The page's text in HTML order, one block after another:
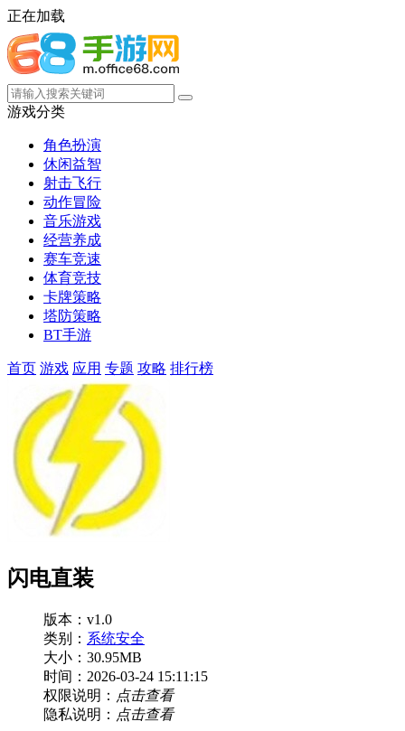
正在加载
游戏分类
角色扮演
休闲益智
射击飞行
动作冒险
音乐游戏
经营养成
赛车竞速
体育竞技
卡牌策略
塔防策略
BT手游
首页 游戏 应用 专题 攻略 排行榜
闪电直装
版本：v1.0
类别： 系统安全
大小：30.95MB
时间：2026-03-24 15:11:15
权限说明： 点击查看
隐私说明： 点击查看